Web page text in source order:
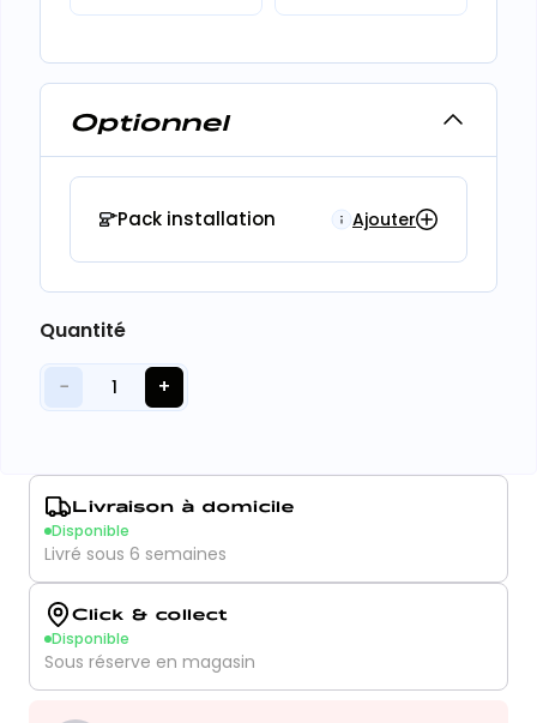
Optionnel
Pack installation Ajouter
Quantité
− 1 +
Livraison à domicile
Disponible
Livré sous 6 semaines
Click & collect
Disponible
Sous réserve en magasin